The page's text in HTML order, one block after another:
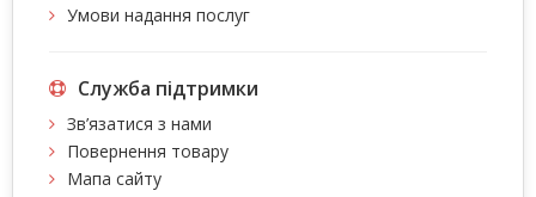
Умови надання послуг
Служба підтримки
Зв’язатися з нами
Повернення товару
Мапа сайту